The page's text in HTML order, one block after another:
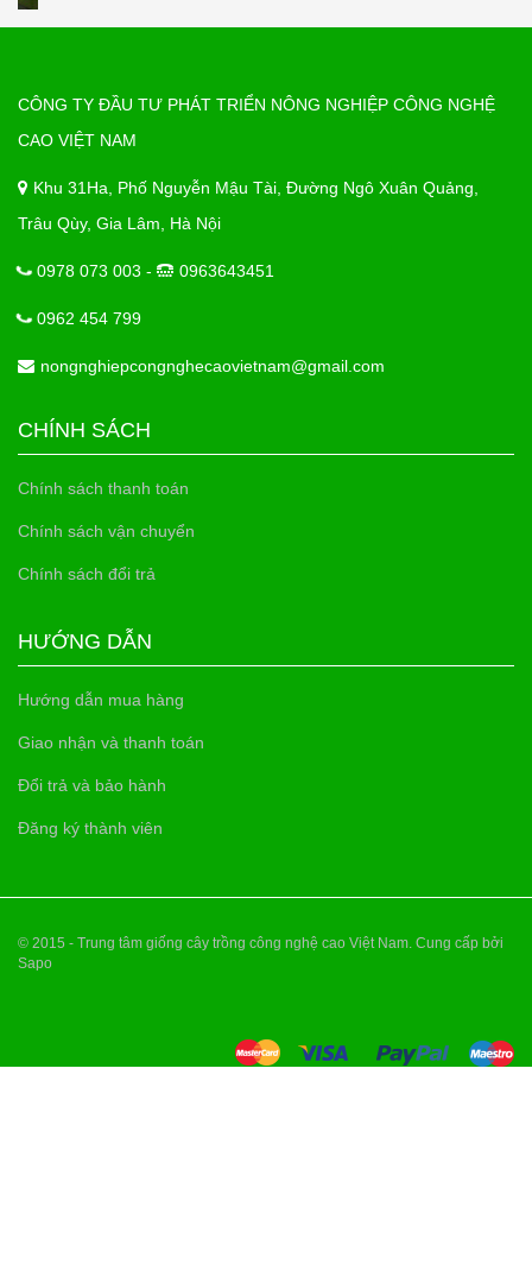
CÔNG TY ĐẦU TƯ PHÁT TRIỂN NÔNG NGHIỆP CÔNG NGHỆ
CAO VIỆT NAM
Khu 31Ha, Phố Nguyễn Mậu Tài, Đường Ngô Xuân Quảng,
Trâu Qùy, Gia Lâm, Hà Nội
0978 073 003 - 0963643451
0962 454 799
nongnghiepcongnghecaovietnam@gmail.com
CHÍNH SÁCH
Chính sách thanh toán
Chính sách vận chuyển
Chính sách đổi trả
HƯỚNG DẪN
Hướng dẫn mua hàng
Giao nhận và thanh toán
Đổi trả và bảo hành
Đăng ký thành viên
© 2015 - Trung tâm giống cây trồng công nghệ cao Việt Nam. Cung cấp bởi
Sapo